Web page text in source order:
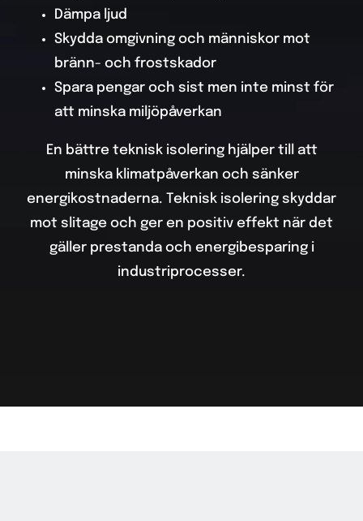
Dämpa ljud
Skydda omgivning och människor mot
bränn- och frostskador
Spara pengar och sist men inte minst för
att minska miljöpåverkan
En bättre teknisk isolering hjälper till att
minska klimatpåverkan och sänker
energikostnaderna. Teknisk isolering skyddar
mot slitage och ger en positiv effekt när det
gäller prestanda och energibesparing i
industriprocesser.